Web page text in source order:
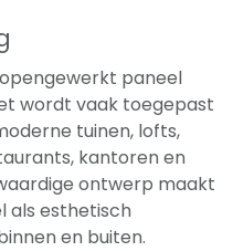
paneel
wordt vaak toegepast
tuinen, lofts,
kantoren en
ontwerp maakt
als esthetisch
en buiten.